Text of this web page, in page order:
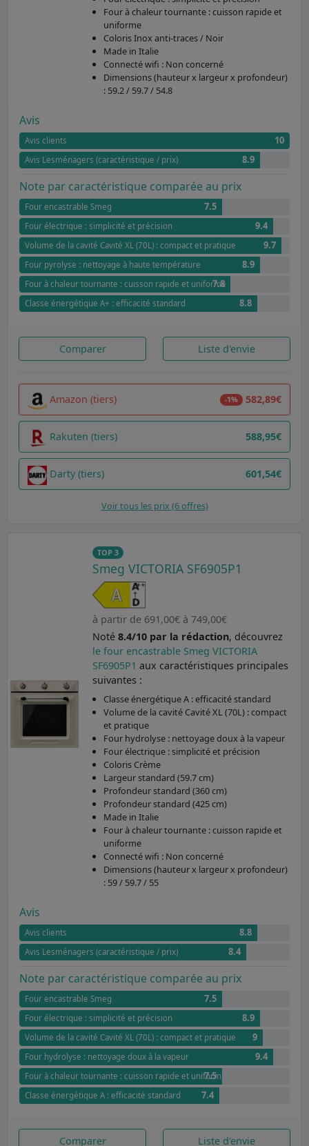
Four à chaleur tournante : cuisson rapide et
uniforme
Coloris Inox anti-traces / Noir
Made in Italie
Connecté wifi : Non concerné
Dimensions (hauteur x largeur x profondeur)
: 59.2 / 59.7 / 54.8
Avis
Avis clients 10
Avis Lesménagers (caractéristique / prix) 8.9
Note par caractéristique comparée au prix
Four encastrable Smeg 7.5
Four électrique : simplicité et précision 9.4
Volume de la cavité Cavité XL (70L) : compact et pratique 9.7
Four pyrolyse : nettoyage à haute température 8.9
Four à chaleur tournante : cuisson rapide et uniforme
7.8
Classe énergétique A+ : efficacité standard 8.8
Comparer Liste d'envie
Amazon (tiers) -1% 582,89€
Rakuten (tiers) 588,95€
Darty (tiers) 601,54€
Voir tous les prix (6 offres)
TOP 3
Smeg VICTORIA SF6905P1
à partir de 691,00€ à 749,00€
Noté 8.4/10 par la rédaction, découvrez
le four encastrable Smeg VICTORIA
SF6905P1 aux caractéristiques principales
suivantes :
Classe énergétique A : efficacité standard
Volume de la cavité Cavité XL (70L) : compact
et pratique
Four hydrolyse : nettoyage doux à la vapeur
Four électrique : simplicité et précision
Coloris Crème
Largeur standard (59.7 cm)
Profondeur standard (360 cm)
Profondeur standard (425 cm)
Made in Italie
Four à chaleur tournante : cuisson rapide et
uniforme
Connecté wifi : Non concerné
Dimensions (hauteur x largeur x profondeur)
: 59 / 59.7 / 55
Avis
Avis clients 8.8
Avis Lesménagers (caractéristique / prix) 8.4
Note par caractéristique comparée au prix
Four encastrable Smeg 7.5
Four électrique : simplicité et précision 8.9
Volume de la cavité Cavité XL (70L) : compact et pratique 9
Four hydrolyse : nettoyage doux à la vapeur 9.4
Four à chaleur tournante : cuisson rapide et uniforme
7.5
Classe énergétique A : efficacité standard 7.4
Comparer Liste d'envie